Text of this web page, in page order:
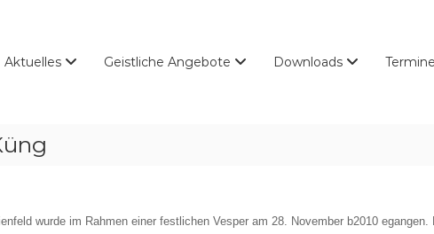
Aktuelles Geistliche Angebote Downloads Termine
wurde im Rahmen einer festlichen Vesper am 28. November b2010